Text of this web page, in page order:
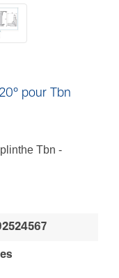
pour Tbn
Tbn -
au mieux tous
imprécises des